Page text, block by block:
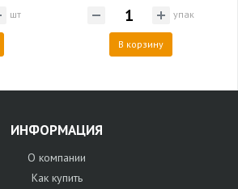
шт упак
В корзину
ИНФОРМАЦИЯ
О компании
Как купить